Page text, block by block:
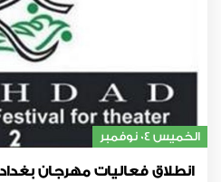
الخميس 04 نوفمبر
انطلاق فعاليات مهرجان